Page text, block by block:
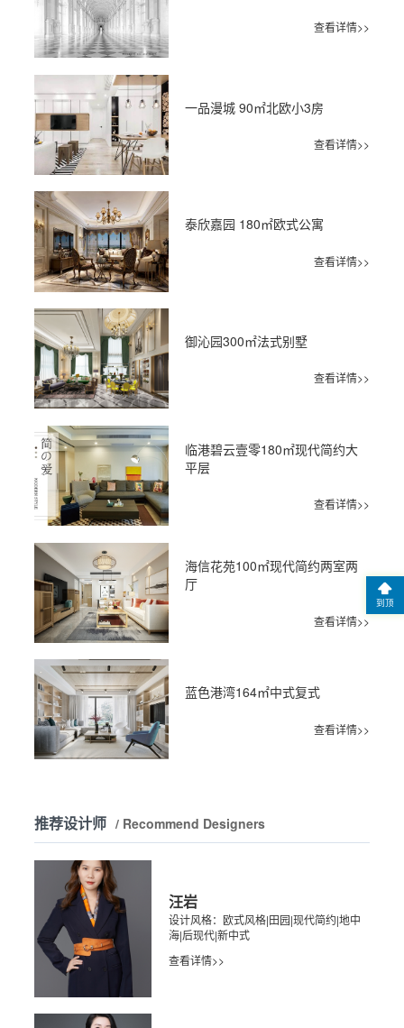
查看详情>>
一品漫城 90㎡北欧小3房
查看详情>>
泰欣嘉园 180㎡欧式公寓
查看详情>>
御沁园300㎡法式别墅
查看详情>>
临港碧云壹零180㎡现代简约大
平层
查看详情>>
海信花苑100㎡现代简约两室两
厅
查看详情>>
蓝色港湾164㎡中式复式
查看详情>>
推荐设计师 / Recommend Designers
汪岩
设计风格：欧式风格|田园|现代简约|地中
海|后现代|新中式
查看详情>>
到顶